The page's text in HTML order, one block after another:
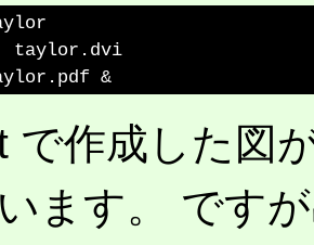
taylor.dvi
で作成した図
ます。 です